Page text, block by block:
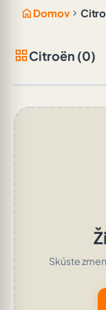
home Domov chevron_right
grid_viewCitroën (0)
Skúste